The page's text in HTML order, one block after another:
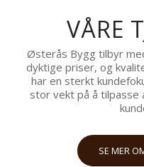
VÅRE
Østerås Bygg tilbyr
dyktige priser, og
har en sterkt
stor vekt på å
SE MER